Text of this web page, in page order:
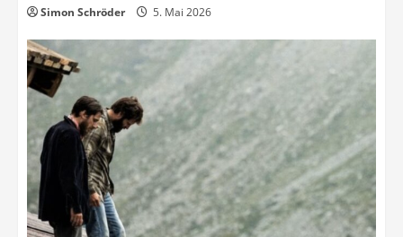
Simon Schröder 5. Mai 2026